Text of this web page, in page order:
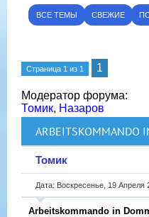
ВСЕ ТЕМЫ СВЕЖИЕ
Страница 1 из 1 1
Модератор форума:
Томик, Назаров
ARBEITSKOMMANDO
Томик
Дата: Воскресенье, 19
Arbeitskommando in